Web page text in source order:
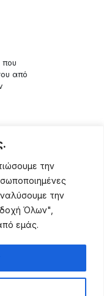
την
την
Όλων",
εμάς.
που
από